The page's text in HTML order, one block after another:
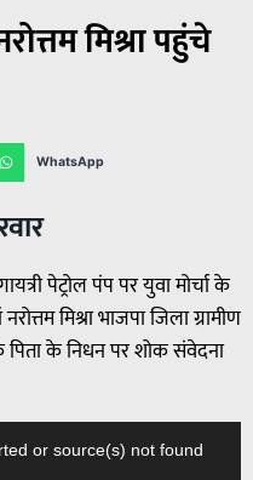
मिश्रा पहुंचे
WhatsApp
पेट्रोल पंप पर युवा मोर्चा के
मिश्रा भाजपा जिला ग्रामीण
पिता के निधन पर शोक संवेदना
or source(s) not found